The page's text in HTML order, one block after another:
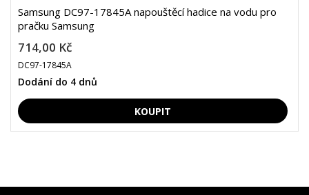
Samsung DC97-17845A napouštěcí hadice na vodu pro
pračku Samsung
714,00 Kč
DC97-17845A
Dodání do 4 dnů